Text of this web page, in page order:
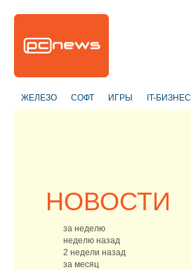
ЖЕЛЕЗО СОФТ ИГРЫ IT-БИЗНЕС
НОВОСТИ
за неделю
неделю назад
2 недели назад
за месяц